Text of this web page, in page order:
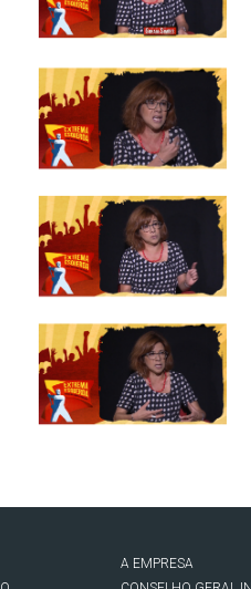
A EMPRESA